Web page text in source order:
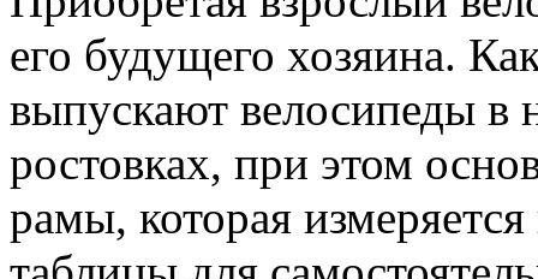
его будущего хозяина.
выпускают велосипеды в
ростовках, при этом
рамы, которая